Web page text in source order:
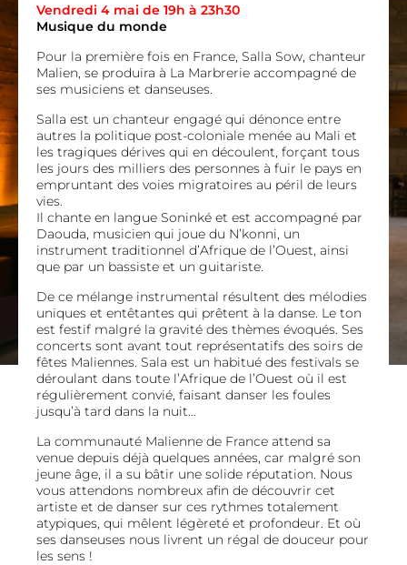
Vendredi 4 mai de 19h à 23h30
Musique du monde
Pour la première fois en France, Salla Sow, chanteur
Malien, se produira à La Marbrerie accompagné de
ses musiciens et danseuses.
Salla est un chanteur engagé qui dénonce entre
autres la politique post-coloniale menée au Mali et
les tragiques dérives qui en découlent, forçant tous
les jours des milliers des personnes à fuir le pays en
empruntant des voies migratoires au péril de leurs
vies.
Il chante en langue Soninké et est accompagné par
Daouda, musicien qui joue du N’konni, un
instrument traditionnel d’Afrique de l’Ouest, ainsi
que par un bassiste et un guitariste.
De ce mélange instrumental résultent des mélodies
uniques et entêtantes qui prêtent à la danse. Le ton
est festif malgré la gravité des thèmes évoqués. Ses
concerts sont avant tout représentatifs des soirs de
fêtes Maliennes. Sala est un habitué des festivals se
déroulant dans toute l’Afrique de l’Ouest où il est
régulièrement convié, faisant danser les foules
jusqu’à tard dans la nuit…
La communauté Malienne de France attend sa
venue depuis déjà quelques années, car malgré son
jeune âge, il a su bâtir une solide réputation. Nous
vous attendons nombreux afin de découvrir cet
artiste et de danser sur ces rythmes totalement
atypiques, qui mêlent légèreté et profondeur. Et où
ses danseuses nous livrent un régal de douceur pour
les sens !